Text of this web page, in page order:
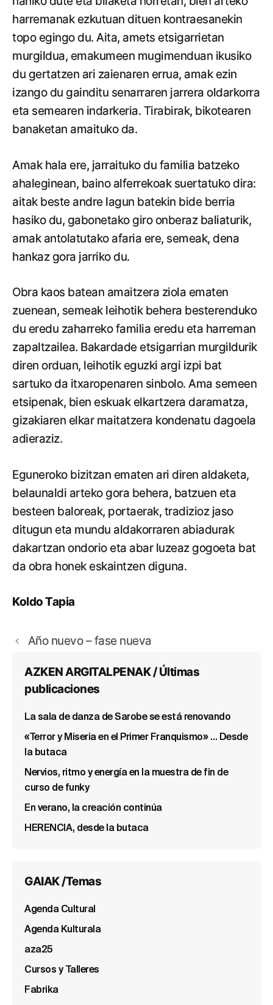
harremanak ezkutuan dituen kontraesanekin
topo egingo du. Aita, amets etsigarrietan
murgildua, emakumeen mugimenduan ikusiko
du gertatzen ari zaienaren errua, amak ezin
izango du gainditu senarraren jarrera oldarkorra
eta semearen indarkeria. Tirabirak, bikotearen
banaketan amaituko da.
Amak hala ere, jarraituko du familia batzeko
ahaleginean, baino alferrekoak suertatuko dira:
aitak beste andre lagun batekin bide berria
hasiko du, gabonetako giro onberaz baliaturik,
amak antolatutako afaria ere, semeak, dena
hankaz gora jarriko du.
Obra kaos batean amaitzera ziola ematen
zuenean, semeak leihotik behera besterenduko
du eredu zaharreko familia eredu eta harreman
zapaltzailea. Bakardade etsigarrian murgildurik
diren orduan, leihotik eguzki argi izpi bat
sartuko da itxaropenaren sinbolo. Ama semeen
etsipenak, bien eskuak elkartzera daramatza,
gizakiaren elkar maitatzera kondenatu dagoela
adieraziz.
Eguneroko bizitzan ematen ari diren aldaketa,
belaunaldi arteko gora behera, batzuen eta
besteen baloreak, portaerak, tradizioz jaso
ditugun eta mundu aldakorraren abiadurak
dakartzan ondorio eta abar luzeaz gogoeta bat
da obra honek eskaintzen diguna.
Koldo Tapia
Año nuevo – fase nueva
AZKEN ARGITALPENAK / Últimas
publicaciones
La sala de danza de Sarobe se está renovando
«Terror y Miseria en el Primer Franquismo» … Desde
la butaca
Nervios, ritmo y energía en la muestra de fin de
curso de funky
En verano, la creación continúa
HERENCIA, desde la butaca
GAIAK /Temas
Agenda Cultural
Agenda Kulturala
aza25
Cursos y Talleres
Fabrika